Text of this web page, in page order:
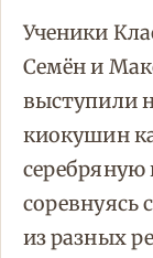
Ученики
Семён и
выступили
киокушин
серебряную
соревнуясь
из разных